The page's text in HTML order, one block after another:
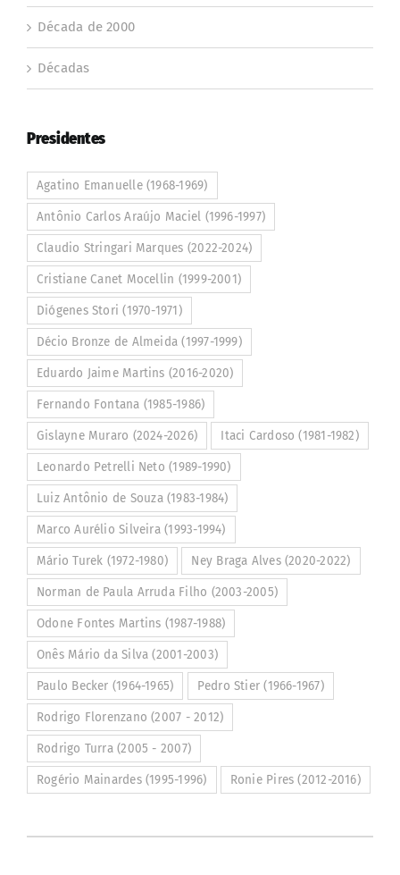
Década de 2000
Décadas
Presidentes
Agatino Emanuelle (1968-1969)
Antônio Carlos Araújo Maciel (1996-1997)
Claudio Stringari Marques (2022-2024)
Cristiane Canet Mocellin (1999-2001)
Diógenes Stori (1970-1971)
Décio Bronze de Almeida (1997-1999)
Eduardo Jaime Martins (2016-2020)
Fernando Fontana (1985-1986)
Gislayne Muraro (2024-2026) Itaci Cardoso (1981-1982)
Leonardo Petrelli Neto (1989-1990)
Luiz Antônio de Souza (1983-1984)
Marco Aurélio Silveira (1993-1994)
Mário Turek (1972-1980) Ney Braga Alves (2020-2022)
Norman de Paula Arruda Filho (2003-2005)
Odone Fontes Martins (1987-1988)
Onês Mário da Silva (2001-2003)
Paulo Becker (1964-1965) Pedro Stier (1966-1967)
Rodrigo Florenzano (2007 - 2012)
Rodrigo Turra (2005 - 2007)
Rogério Mainardes (1995-1996) Ronie Pires (2012-2016)